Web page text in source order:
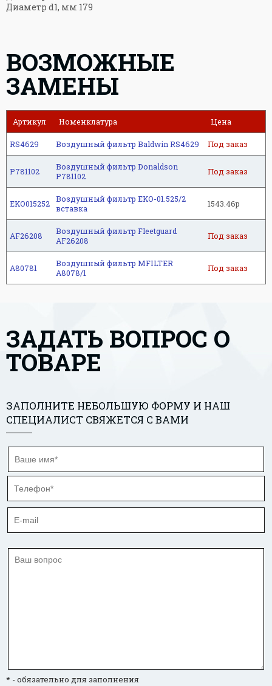
Диаметр d1, мм 179
ВОЗМОЖНЫЕ
ЗАМЕНЫ
Артикул Номенклатура Цена
RS4629 Воздушный фильтр Baldwin RS4629 Под заказ
P781102
Воздушный фильтр Donaldson
P781102
Под заказ
EKO015252
Воздушный фильтр EKO-01.525/2
вставка
1543.46р
AF26208
Воздушный фильтр Fleetguard
AF26208
Под заказ
A80781
Воздушный фильтр MFILTER
A8078/1
Под заказ
ЗАДАТЬ ВОПРОС О
ТОВАРЕ
ЗАПОЛНИТЕ НЕБОЛЬШУЮ ФОРМУ И НАШ
СПЕЦИАЛИСТ СВЯЖЕТСЯ С ВАМИ
* - обязательно для заполнения